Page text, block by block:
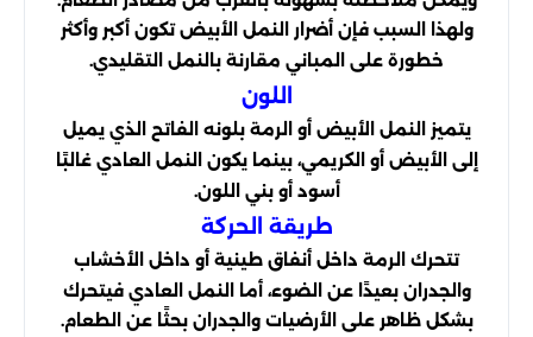
ولهذا السبب فإن أضرار النمل الأبيض تكون أكبر وأكثر
خطورة على المباني مقارنة بالنمل التقليدي.
اللون
يتميز النمل الأبيض أو الرمة بلونه الفاتح الذي يميل
إلى الأبيض أو الكريمي، بينما يكون النمل العادي غالبًا
أسود أو بني اللون.
طريقة الحركة
تتحرك الرمة داخل أنفاق طينية أو داخل الأخشاب
والجدران بعيدًا عن الضوء، أما النمل العادي فيتحرك
بشكل ظاهر على الأرضيات والجدران بحثًا عن الطعام.